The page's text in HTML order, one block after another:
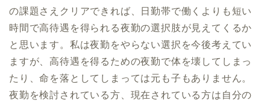
の課題さえクリアできれば、日勤帯で働くよりも短い
時間で高待遇を得られる夜勤の選択肢が見えてくるか
と思います。私は夜勤をやらない選択を今後考えてい
ますが、高待遇を得るための夜勤で体を壊してしまっ
たり、命を落としてしまっては元も子もありません。
夜勤を検討されている方、現在されている方は自分の